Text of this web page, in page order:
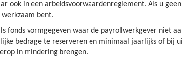
ook in een arbeidsvoorwaardenreglement. Als u
bent.
fonds vormgegeven waar de payrollwerkgever niet
bedrage te reserveren en minimaal jaarlijks of bij
in mindering brengen.